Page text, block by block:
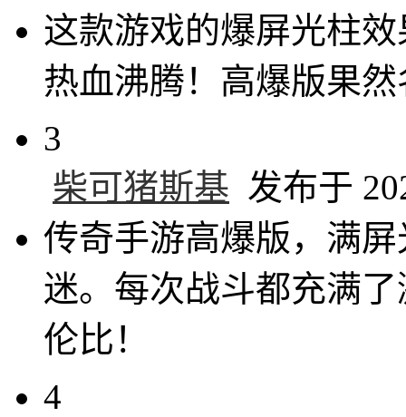
这款游戏的爆屏光柱
热血沸腾！高爆版果
3
柴可猪斯基 发布于
传奇手游高爆版，满
迷。每次战斗都充满
伦比！
4